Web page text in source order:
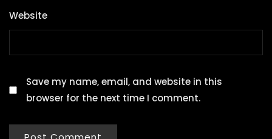
Website
Save my name, email, and website in this
browser for the next time I comment.